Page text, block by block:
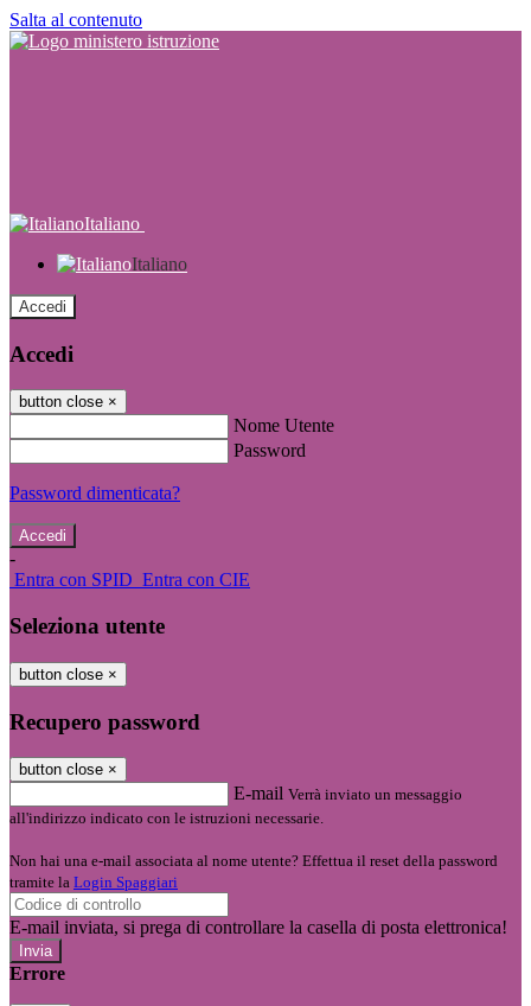
Salta al contenuto
Italiano
Italiano
Accedi
Accedi
button close ×
Nome Utente
Password
Password dimenticata?
-
Entra con SPID Entra con CIE
Seleziona utente
button close ×
Recupero password
button close ×
E-mail Verrà inviato un messaggio
all'indirizzo indicato con le istruzioni necessarie.
Non hai una e-mail associata al nome utente? Effettua il reset della password
tramite la Login Spaggiari
E-mail inviata, si prega di controllare la casella di posta elettronica!
Errore